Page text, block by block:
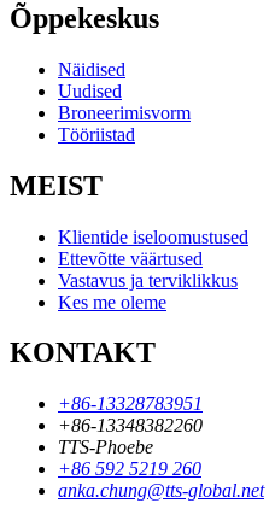
Õppekeskus
Näidised
Uudised
Broneerimisvorm
Tööriistad
MEIST
Klientide iseloomustused
Ettevõtte väärtused
Vastavus ja terviklikkus
Kes me oleme
KONTAKT
+86-13328783951
+86-13348382260
TTS-Phoebe
+86 592 5219 260
anka.chung@tts-global.net